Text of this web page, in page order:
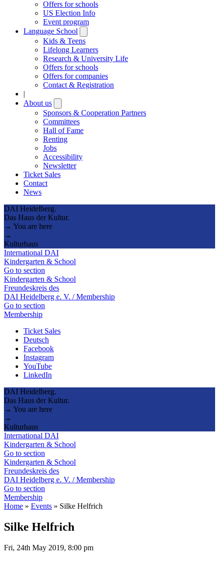
Offers for schools
US Election Info
Event program
Language School
submenu
Kids & Teens
Lifelong Learners
Research & University Life
Offers for schools
Offers for companies
Contact & Registration
|
About us
submenu
Sponsors & Cooperation Partners
Committees
Hall of Fame
Renting
Jobs
Accessibility
Newsletter
Ticket Sales
Contact
News
DAI Heidelberg.
Das Haus der Kultur.
→ You are here
→
Kulturhaus
International DAI
Kindergarten & School
Go to section
Kindergarten & School
Freundeskreis des
DAI Heidelberg e. V. / Membership
Go to section
Membership
Ticket Sales
Deutsch
Facebook
Instagram
YouTube
LinkedIn
DAI Heidelberg.
Das Haus der Kultur.
→ You are here
→
Kulturhaus
International DAI
Kindergarten & School
Go to section
Kindergarten & School
Freundeskreis des
DAI Heidelberg e. V. / Membership
Go to section
Membership
Home » Events » Silke Helfrich
Silke Helfrich
Fri, 24th May 2019, 8:00 pm